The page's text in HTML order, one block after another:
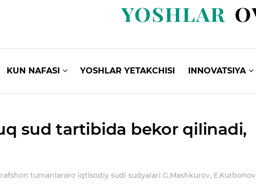
KUN NAFASI YOSHLAR YETAKCHISI INNOVATSIYA
sud tartibida bekor qilinadi,
tumanlararo iqtisodiy sudi sudyalari G.Mashkurov, E.Kurbonov